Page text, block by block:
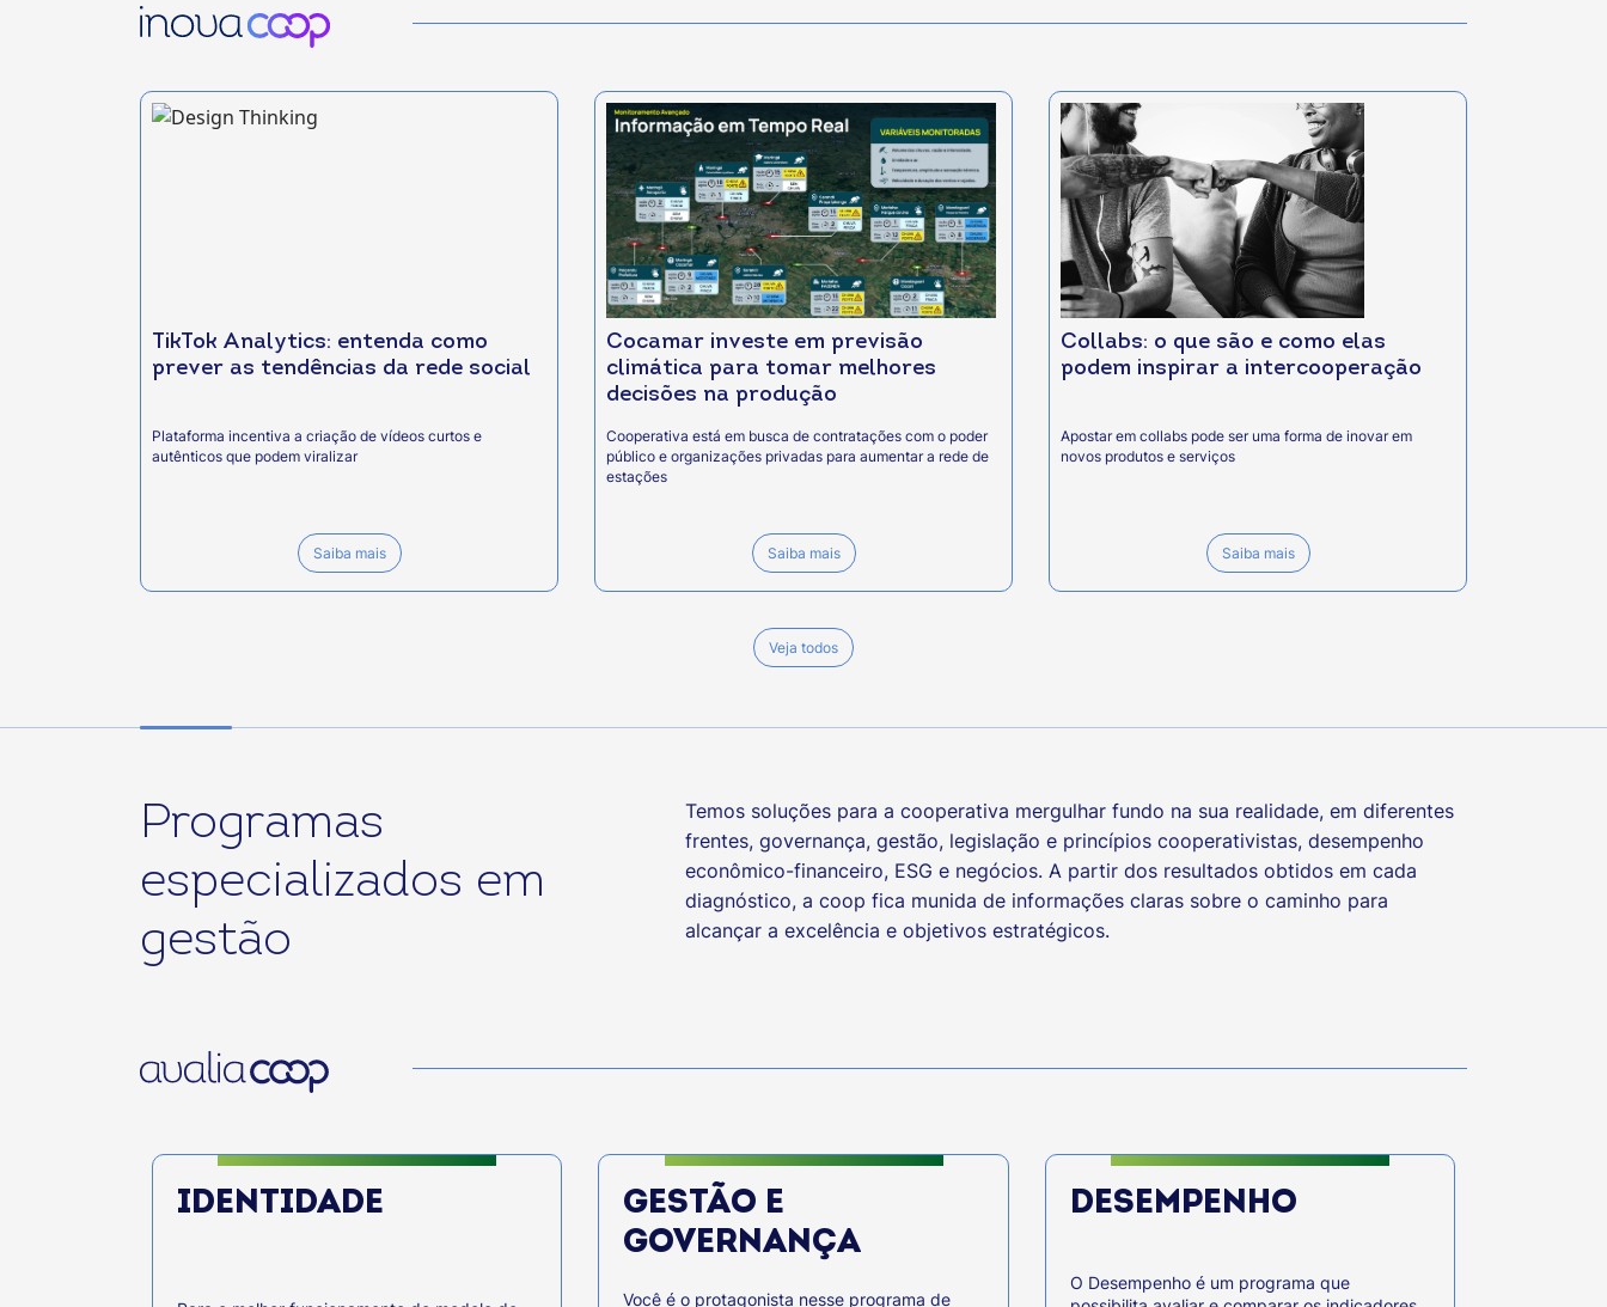
TikTok Analytics: entenda como
prever as tendências da rede social
Plataforma incentiva a criação de vídeos curtos e
autênticos que podem viralizar
Saiba mais
Cocamar investe em previsão
climática para tomar melhores
decisões na produção
Cooperativa está em busca de contratações com o poder
público e organizações privadas para aumentar a rede de
estações
Saiba mais
Collabs: o que são e como elas
podem inspirar a intercooperação
Apostar em collabs pode ser uma forma de inovar em
novos produtos e serviços
Saiba mais
Veja todos
Programas
especializados em
gestão
Temos soluções para a cooperativa mergulhar fundo na sua realidade, em diferentes
frentes, governança, gestão, legislação e princípios cooperativistas, desempenho
econômico-financeiro, ESG e negócios. A partir dos resultados obtidos em cada
diagnóstico, a coop fica munida de informações claras sobre o caminho para
alcançar a excelência e objetivos estratégicos.
IDENTIDADE
GESTÃO E
GOVERNANÇA
Você é o protagonista nesse programa de
DESEMPENHO
O Desempenho é um programa que